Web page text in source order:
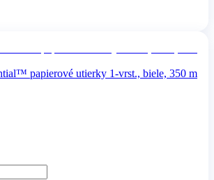
papierové utierky 1-vrst., biele, 350 m